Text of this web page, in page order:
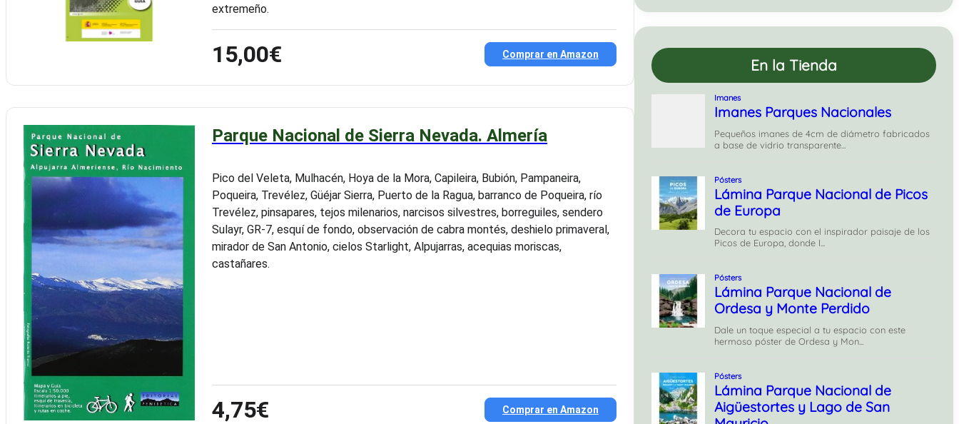
extremeño.
15,00€ Comprar en Amazon
Parque Nacional de Sierra Nevada. Almería
Pico del Veleta, Mulhacén, Hoya de la Mora, Capileira, Bubión, Pampaneira,
Poqueira, Trevélez, Güéjar Sierra, Puerto de la Ragua, barranco de Poqueira, río
Trevélez, pinsapares, tejos milenarios, narcisos silvestres, borreguiles, sendero
Sulayr, GR-7, esquí de fondo, observación de cabra montés, deshielo primaveral,
mirador de San Antonio, cielos Starlight, Alpujarras, acequias moriscas,
castañares.
4,75€ Comprar en Amazon
En la Tienda